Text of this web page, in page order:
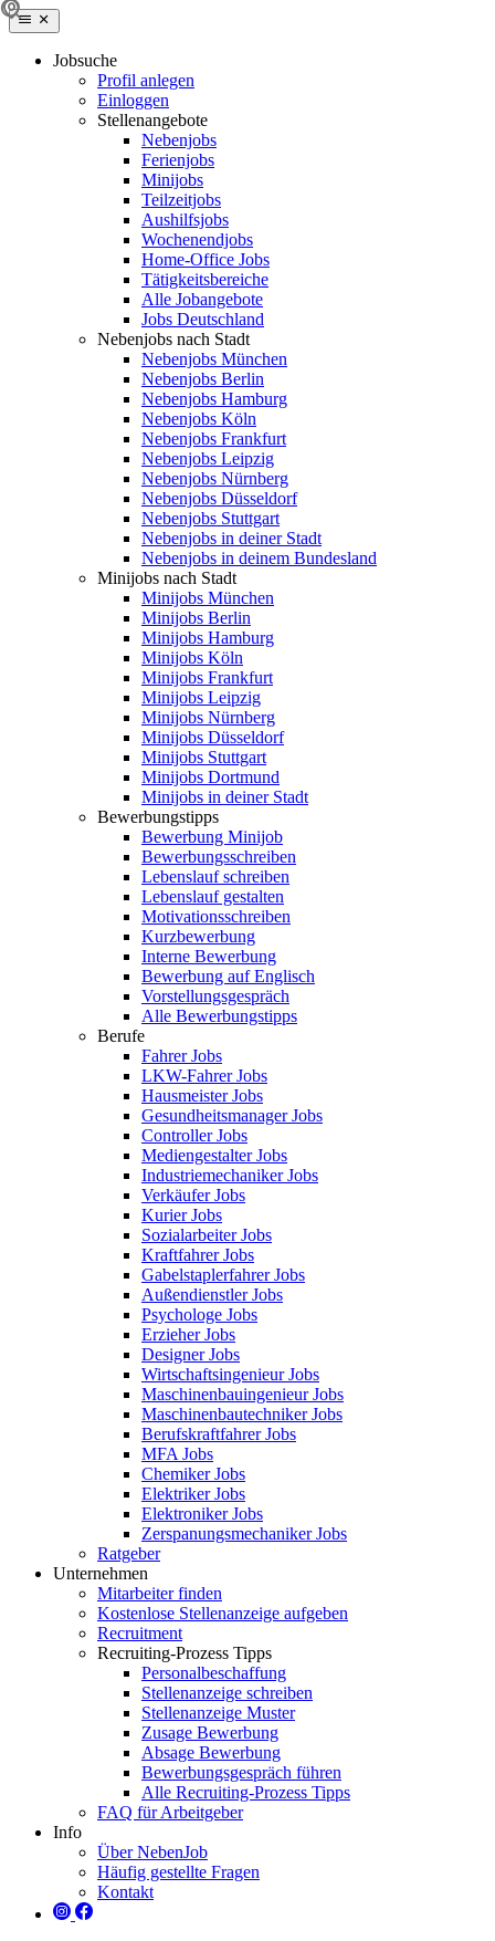
Jobsuche
Profil anlegen
Einloggen
Stellenangebote
Nebenjobs
Ferienjobs
Minijobs
Teilzeitjobs
Aushilfsjobs
Wochenendjobs
Home-Office Jobs
Tätigkeitsbereiche
Alle Jobangebote
Jobs Deutschland
Nebenjobs nach Stadt
Nebenjobs München
Nebenjobs Berlin
Nebenjobs Hamburg
Nebenjobs Köln
Nebenjobs Frankfurt
Nebenjobs Leipzig
Nebenjobs Nürnberg
Nebenjobs Düsseldorf
Nebenjobs Stuttgart
Nebenjobs in deiner Stadt
Nebenjobs in deinem Bundesland
Minijobs nach Stadt
Minijobs München
Minijobs Berlin
Minijobs Hamburg
Minijobs Köln
Minijobs Frankfurt
Minijobs Leipzig
Minijobs Nürnberg
Minijobs Düsseldorf
Minijobs Stuttgart
Minijobs Dortmund
Minijobs in deiner Stadt
Bewerbungstipps
Bewerbung Minijob
Bewerbungsschreiben
Lebenslauf schreiben
Lebenslauf gestalten
Motivationsschreiben
Kurzbewerbung
Interne Bewerbung
Bewerbung auf Englisch
Vorstellungsgespräch
Alle Bewerbungstipps
Berufe
Fahrer Jobs
LKW-Fahrer Jobs
Hausmeister Jobs
Gesundheitsmanager Jobs
Controller Jobs
Mediengestalter Jobs
Industriemechaniker Jobs
Verkäufer Jobs
Kurier Jobs
Sozialarbeiter Jobs
Kraftfahrer Jobs
Gabelstaplerfahrer Jobs
Außendienstler Jobs
Psychologe Jobs
Erzieher Jobs
Designer Jobs
Wirtschaftsingenieur Jobs
Maschinenbauingenieur Jobs
Maschinenbautechniker Jobs
Berufskraftfahrer Jobs
MFA Jobs
Chemiker Jobs
Elektriker Jobs
Elektroniker Jobs
Zerspanungsmechaniker Jobs
Ratgeber
Unternehmen
Mitarbeiter finden
Kostenlose Stellenanzeige aufgeben
Recruitment
Recruiting-Prozess Tipps
Personalbeschaffung
Stellenanzeige schreiben
Stellenanzeige Muster
Zusage Bewerbung
Absage Bewerbung
Bewerbungsgespräch führen
Alle Recruiting-Prozess Tipps
FAQ für Arbeitgeber
Info
Über NebenJob
Häufig gestellte Fragen
Kontakt